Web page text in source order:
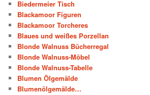
Biedermeier Tisch
Blackamoor Figuren
Blackamoor Torcheres
Blaues und weißes Porzellan
Blonde Walnuss Bücherregal
Blonde Walnuss-Möbel
Blonde Walnuss-Tabelle
Blumen Ölgemälde
Blumenölgemälde…